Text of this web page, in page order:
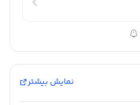
نمایش بیشتر